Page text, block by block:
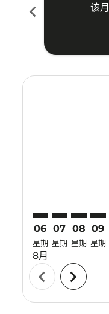
chevron_left
该
06
星期
8月
07
星期
08
星期
09
星期
chevron_left chevron_right